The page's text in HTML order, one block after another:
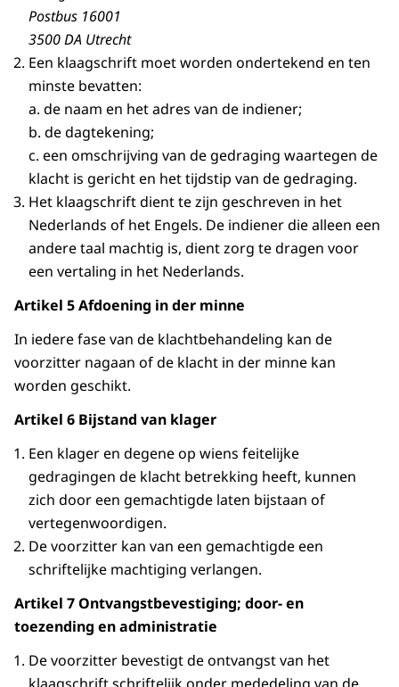
Postbus 16001
3500 DA Utrecht
Een klaagschrift moet worden ondertekend en ten
minste bevatten:
a. de naam en het adres van de indiener;
b. de dagtekening;
c. een omschrijving van de gedraging waartegen de
klacht is gericht en het tijdstip van de gedraging.
Het klaagschrift dient te zijn geschreven in het
Nederlands of het Engels. De indiener die alleen een
andere taal machtig is, dient zorg te dragen voor
een vertaling in het Nederlands.
Artikel 5 Afdoening in der minne
In iedere fase van de klachtbehandeling kan de
voorzitter nagaan of de klacht in der minne kan
worden geschikt.
Artikel 6 Bijstand van klager
Een klager en degene op wiens feitelijke
gedragingen de klacht betrekking heeft, kunnen
zich door een gemachtigde laten bijstaan of
vertegenwoordigen.
De voorzitter kan van een gemachtigde een
schriftelijke machtiging verlangen.
Artikel 7 Ontvangstbevestiging; door- en
toezending en administratie
De voorzitter bevestigt de ontvangst van het